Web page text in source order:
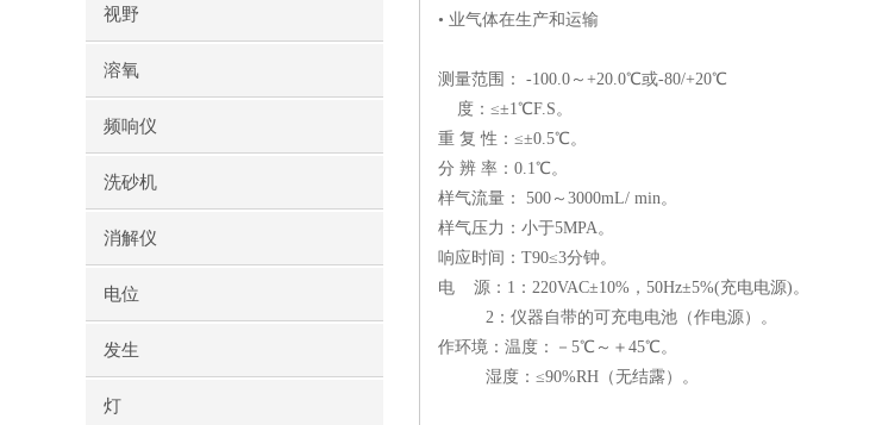
视野
溶氧
频响仪
洗砂机
消解仪
电位
发生
灯
• 业气体在生产和运输
测量范围： -100.0～+20.0℃或-80/+20℃
度：≤±1℃F.S。
重 复 性：≤±0.5℃。
分 辨 率：0.1℃。
样气流量： 500～3000mL/ min。
样气压力：小于5MPA。
响应时间：T90≤3分钟。
电 源：1：220VAC±10%，50Hz±5%(充电电源)。
2：仪器自带的可充电电池（作电源）。
作环境：温度：－5℃～＋45℃。
湿度：≤90%RH（无结露）。